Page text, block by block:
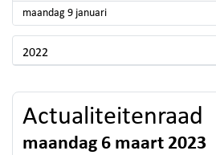
maandag 9 januari2023
2022
Actualiteitenraad
maandag 6 maart 2023